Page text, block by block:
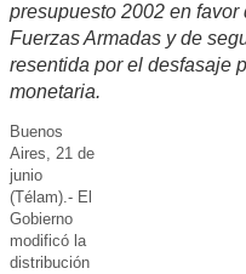
presupuesto 2002 en
Fuerzas Armadas y de
resentida por el desfasaje
monetaria.
Buenos
Aires, 21 de
junio
(Télam).- El
Gobierno
modificó la
distribución